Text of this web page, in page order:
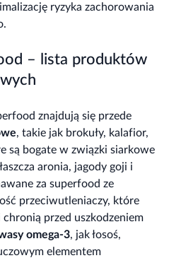
ryzyka zachorowania
– lista produktów
znajdują się przede
, takie jak brokuły, kalafior,
są bogate w związki siarkowe
aronia, jagody goji i
za superfood ze
przeciwutleniaczy, które
przed uszkodzeniem
omega-3, jak łosoś,
elementem